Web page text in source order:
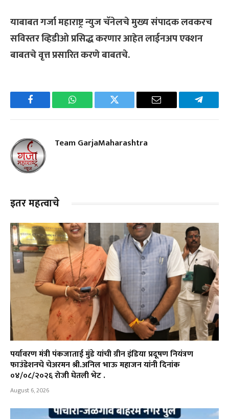
याबाबत गर्जा महाराष्ट्र न्युज चॅनेलचे मुख्य संपादक लवकरच
सविस्तर व्हिडीओ प्रसिद्ध करणार आहेत लाईनअप एक्शन
बाबतचे वृत्त प्रसारित करणे बाबतचे.
Facebook WhatsApp Twitter Email
Team GarjaMaharashtra
इतर महत्वाचे
पर्यावरण मंत्री पंकजाताई मुंडे यांची ग्रीन इंडिया प्रदूषण नियंत्रण
फाउंडेशनचे चेअरमन श्री.अनिल भाऊ महाजन यांनी दिनांक
०४/०८/२०२६ रोजी घेतली भेट .
August 6, 2026